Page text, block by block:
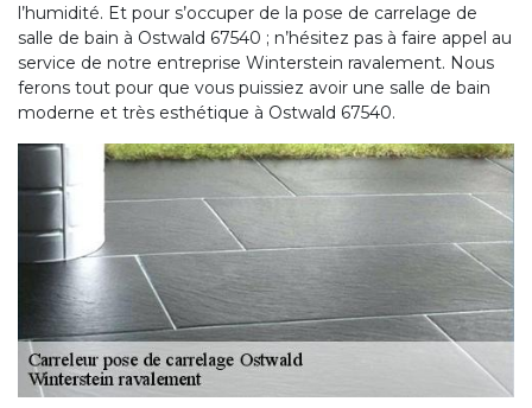
l’humidité. Et pour s’occuper de la pose de carrelage de
salle de bain à Ostwald 67540 ; n’hésitez pas à faire appel au
service de notre entreprise Winterstein ravalement. Nous
ferons tout pour que vous puissiez avoir une salle de bain
moderne et très esthétique à Ostwald 67540.